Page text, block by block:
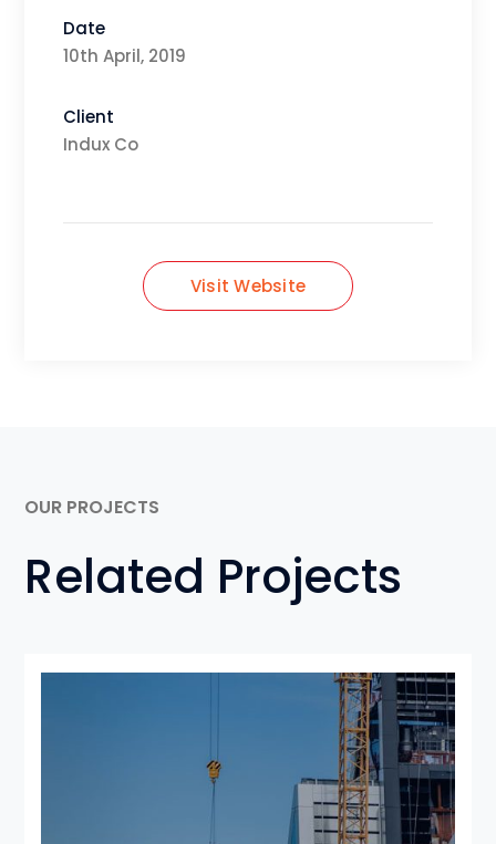
Date
10th April, 2019
Client
Indux Co
Visit Website
OUR PROJECTS
Related Projects